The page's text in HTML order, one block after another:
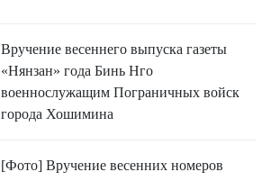
ДОСЬЕ И МАТЕРИАЛЫ
О ГАЗЕТЕ «НЯНЗАН»
TIẾNG VIỆT
Вручение весеннего выпуска газеты
«Нянзан» года Бинь Нго
военнослужащим Пограничных войск
города Хошимина
[Фото] Вручение весенних номеров